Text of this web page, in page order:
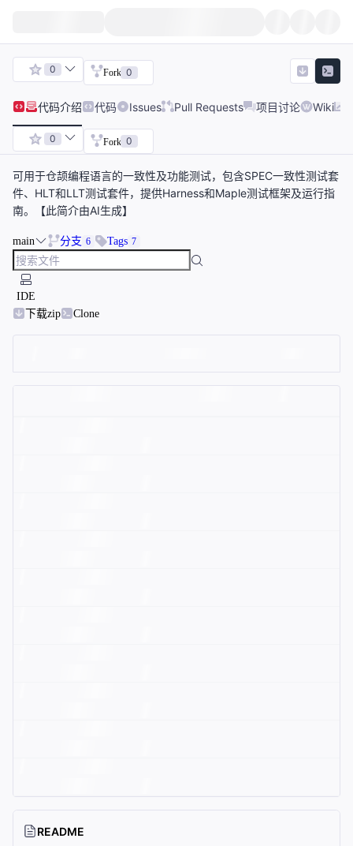
0 Fork 0
代码介绍 代码 Issues Pull Requests 项目讨论 Wiki
0 Fork 0
可用于仓颉编程语言的一致性及功能测试，包含SPEC一致性测试套
件、HLT和LLT测试套件，提供Harness和Maple测试框架及运行指
南。【此简介由AI生成】
main 分支 6 Tags 7
IDE
下载zip
Clone
README